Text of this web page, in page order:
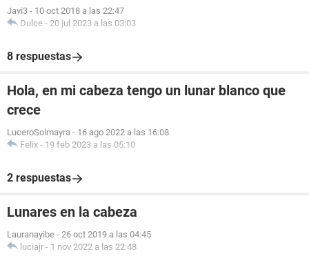
Javi3 - 10 oct 2018 a las 22:47
Dulce - 20 jul 2023 a las 03:03
8 respuestas
Hola, en mi cabeza tengo un lunar blanco que
crece
LuceroSolmayra - 16 ago 2022 a las 16:08
Felix - 19 feb 2023 a las 05:10
2 respuestas
Lunares en la cabeza
Lauranayibe - 26 oct 2019 a las 04:45
luciajr - 1 nov 2022 a las 22:48